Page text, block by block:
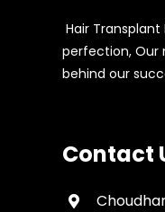
Hair
perfection, Our
behind our
Contact